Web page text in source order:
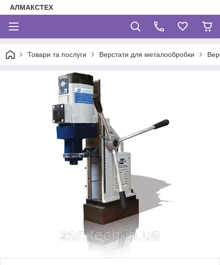
АЛМАКСТЕХ
Товари та послуги Верстати для металообробки